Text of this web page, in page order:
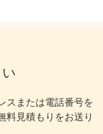
スまたは電話番号を
料見積もりをお送り